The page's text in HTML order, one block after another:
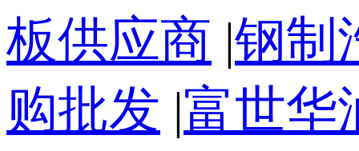
板供应商 |钢制
购批发 |富世华